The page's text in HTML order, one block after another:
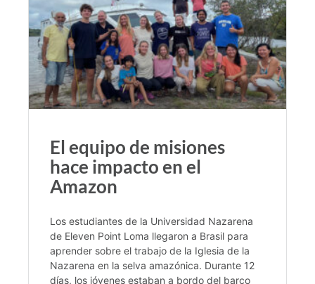
El equipo de misiones
hace impacto en el
Amazon
Los estudiantes de la Universidad Nazarena
de Eleven Point Loma llegaron a Brasil para
aprender sobre el trabajo de la Iglesia de la
Nazarena en la selva amazónica. Durante 12
días, los jóvenes estaban a bordo del barco